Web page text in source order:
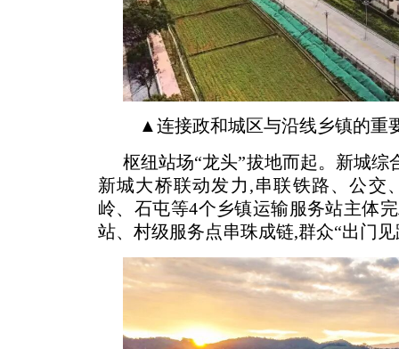
▲连接政和城区与沿线乡镇的重
枢纽站场“龙头”拔地而起。新城
新城大桥联动发力,串联铁路、公交
岭、石屯等4个乡镇运输服务站主体
站、村级服务点串珠成链,群众“出门